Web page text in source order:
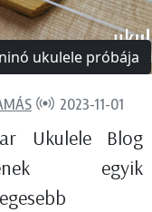
ukulele próbája
2023-11-01
Ukulele Blog
egyik